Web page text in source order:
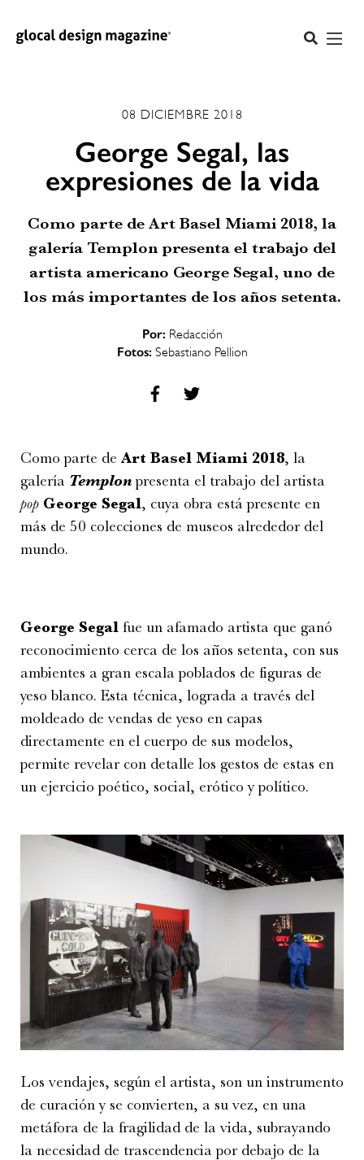
08 DICIEMBRE 2018
George Segal, las
expresiones de la vida
Como parte de Art Basel Miami 2018, la
galería Templon presenta el trabajo del
artista americano George Segal, uno de
los más importantes de los años setenta.
Por: Redacción
Fotos: Sebastiano Pellion
Como parte de Art Basel Miami 2018, la
galería Templonpresenta el trabajo del artista
pop George Segal, cuya obra está presente en
más de 50 colecciones de museos alrededor del
mundo.
George Segal fue un afamado artista que ganó
reconocimiento cerca de los años setenta, con sus
ambientes a gran escala poblados de figuras de
yeso blanco. Esta técnica, lograda a través del
moldeado de vendas de yeso en capas
directamente en el cuerpo de sus modelos,
permite revelar con detalle los gestos de estas en
un ejercicio poético, social, erótico y político.
Los vendajes, según el artista, son un instrumento
de curación y se convierten, a su vez, en una
metáfora de la fragilidad de la vida, subrayando
la necesidad de trascendencia por debajo de la